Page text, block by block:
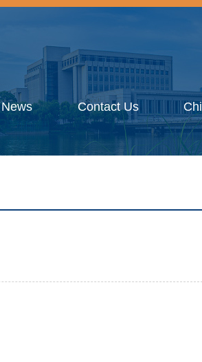
News Contact Us